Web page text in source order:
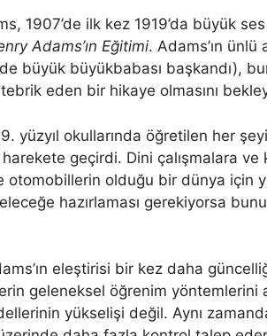
1907’de ilk kez 1919’da büyük
Adams’ın Eğitimi. Adams’ın ünlü
büyük büyükbabası başkandı),
eden bir hikaye olmasını
yüzyıl okullarında öğretilen her
geçirdi. Dini çalışmalara ve
otomobillerin olduğu bir dünya için
hazırlaması gerekiyorsa
eleştirisi bir kez daha
geleneksel öğrenim yöntemlerini
yükselişi değil. Aynı